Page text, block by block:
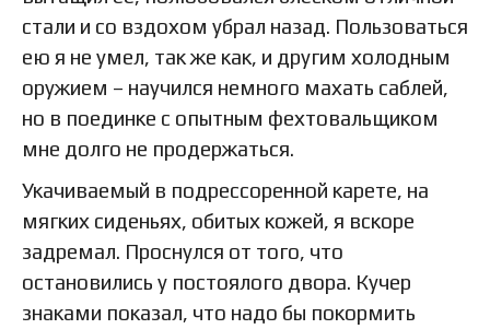
стали и со вздохом убрал назад. Пользоваться
ею я не умел, так же как, и другим холодным
оружием – научился немного махать саблей,
но в поединке с опытным фехтовальщиком
мне долго не продержаться.
Укачиваемый в подрессоренной карете, на
мягких сиденьях, обитых кожей, я вскоре
задремал. Проснулся от того, что
остановились у постоялого двора. Кучер
знаками показал, что надо бы покормить